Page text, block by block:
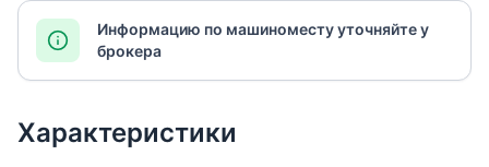
Информацию по машиноместу уточняйте у
брокера
Характеристики